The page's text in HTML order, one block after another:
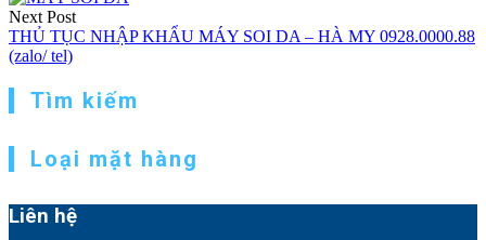
Next Post
THỦ TỤC NHẬP KHẨU MÁY SOI DA – HÀ MY 0928.0000.88
(zalo/ tel)
Tìm kiếm
Loại mặt hàng
Liên hệ